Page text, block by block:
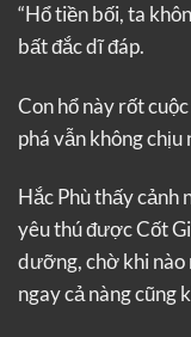
“Hổ tiền bối, ta
bất đắc dĩ đáp.
Con hổ này rốt
phá vẫn không chịu
Hắc Phù thấy cảnh
yêu thú được Cốt
dưỡng, chờ khi nào
ngay cả nàng cũng